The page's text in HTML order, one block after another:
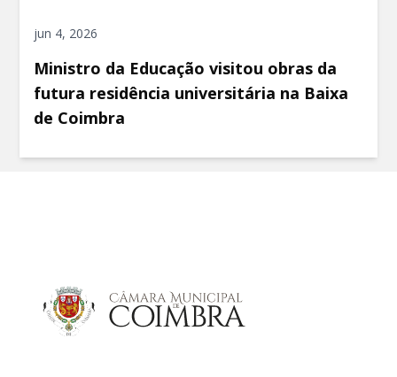
jun 4, 2026
Ministro da Educação visitou obras da
futura residência universitária na Baixa
de Coimbra